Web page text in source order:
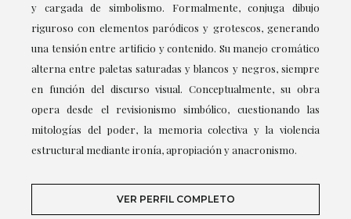
y cargada de simbolismo. Formalmente, conjuga dibujo
riguroso con elementos paródicos y grotescos, generando
una tensión entre artificio y contenido. Su manejo cromático
alterna entre paletas saturadas y blancos y negros, siempre
en función del discurso visual. Conceptualmente, su obra
opera desde el revisionismo simbólico, cuestionando las
mitologías del poder, la memoria colectiva y la violencia
estructural mediante ironía, apropiación y anacronismo.
VER PERFIL COMPLETO